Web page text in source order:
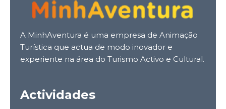
A MinhAventura é uma empresa de Animação
Turística que actua de modo inovador e
experiente na área do Turismo Activo e Cultural.
Actividades